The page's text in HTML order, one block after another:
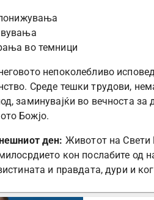
во темници
непоколебливо
Среде тешки трудови,
заминувајќи во вечноста
Божјо.
ден: Животот на Свети
кон послабите од
и правдата, дури и